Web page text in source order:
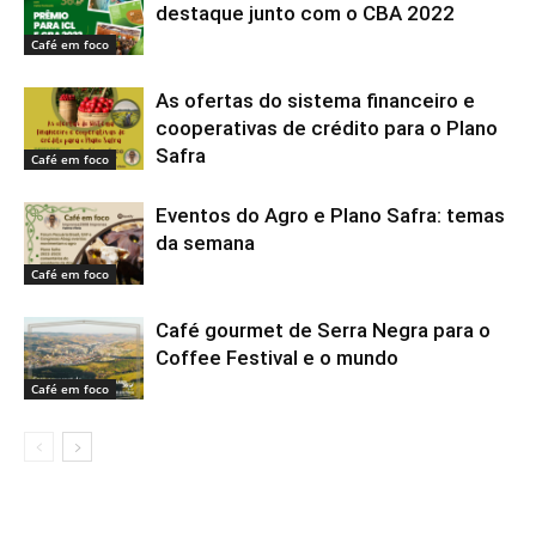
Café em foco
destaque junto com o CBA 2022
Café em foco
As ofertas do sistema financeiro e
cooperativas de crédito para o Plano
Safra
Café em foco
Eventos do Agro e Plano Safra: temas
da semana
Café em foco
Café gourmet de Serra Negra para o
Coffee Festival e o mundo